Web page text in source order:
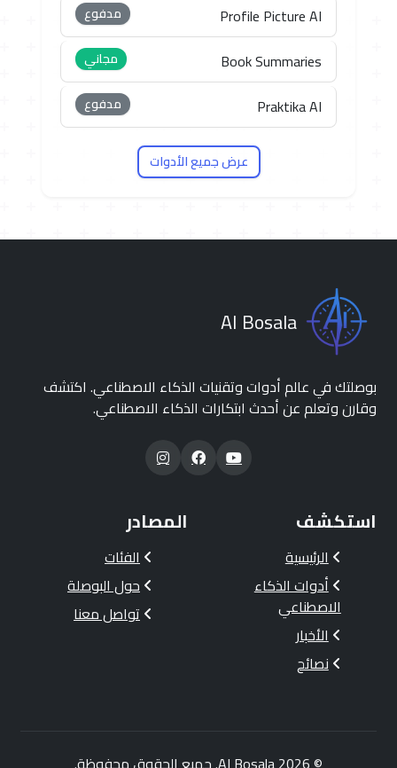
Profile Picture AI مدفوع
Book Summaries مجاني
Praktika AI مدفوع
عرض جميع الأدوات
AI Bosala
بوصلتك في عالم أدوات وتقنيات الذكاء الاصطناعي. اكتشف
وقارن وتعلم عن أحدث ابتكارات الذكاء الاصطناعي.
استكشف
الرئيسية
أدوات الذكاء
الاصطناعي
الأخبار
نصائح
المصادر
الفئات
حول البوصلة
تواصل معنا